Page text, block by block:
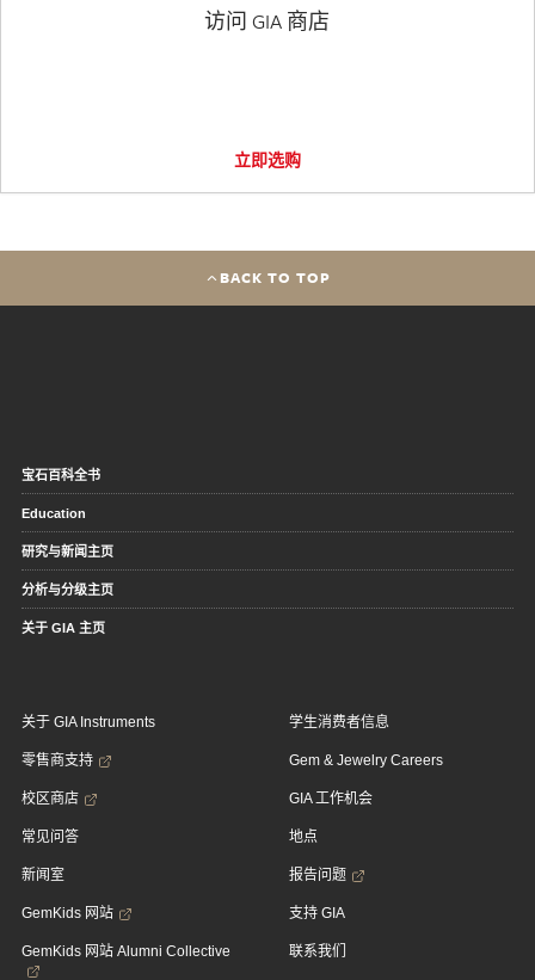
访问 GIA 商店
立即选购
BACK TO TOP
宝石百科全书
Education
研究与新闻主页
分析与分级主页
关于 GIA 主页
关于 GIA Instruments
零售商支持
校区商店
常见问答
新闻室
GemKids 网站
GemKids 网站 Alumni Collective
学生消费者信息
Gem & Jewelry Careers
GIA 工作机会
地点
报告问题
支持 GIA
联系我们